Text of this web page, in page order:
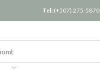
Tel: (+507) 275-5870